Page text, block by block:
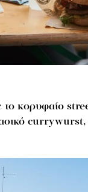
το κορυφαίο
currywurst,